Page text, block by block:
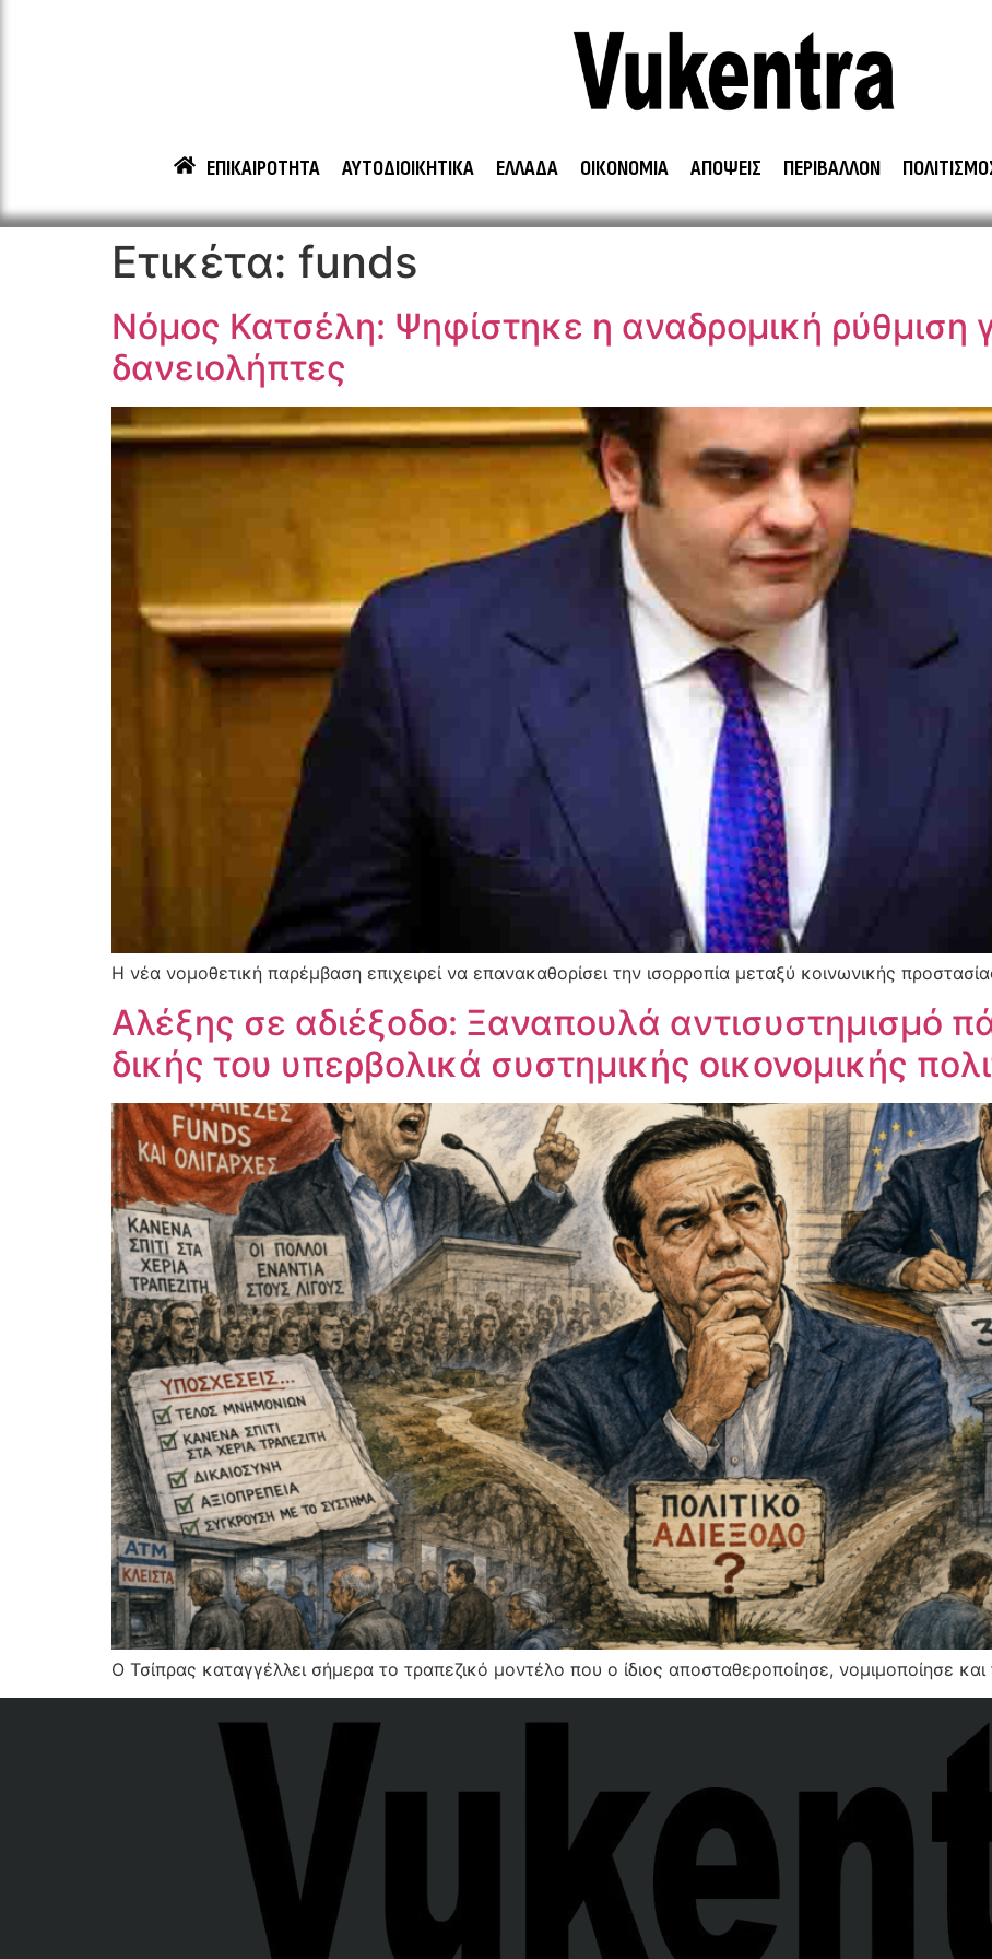
ΕΠΙΚΑΙΡΟΤΗΤΑ ΑΥΤΟΔΙΟΙΚΗΤΙΚΑ ΕΛΛΑΔΑ ΟΙΚΟΝΟΜΙΑ ΑΠΟΨΕΙΣ ΠΕΡΙΒΑΛΛΟΝ
Ετικέτα: funds
Νόμος Κατσέλη: Ψηφίστηκε η αναδρομική ρύθμιση
δανειολήπτες
Η νέα νομοθετική παρέμβαση επιχειρεί να επανακαθορίσει την ισορροπία μεταξύ κοινωνικής
Αλέξης σε αδιέξοδο: Ξαναπουλά αντισυστημισμό
δικής του υπερβολικά συστημικής οικονομικής
Ο Τσίπρας καταγγέλλει σήμερα το τραπεζικό μοντέλο που ο ίδιος αποσταθεροποίησε, νομιμοποίησε